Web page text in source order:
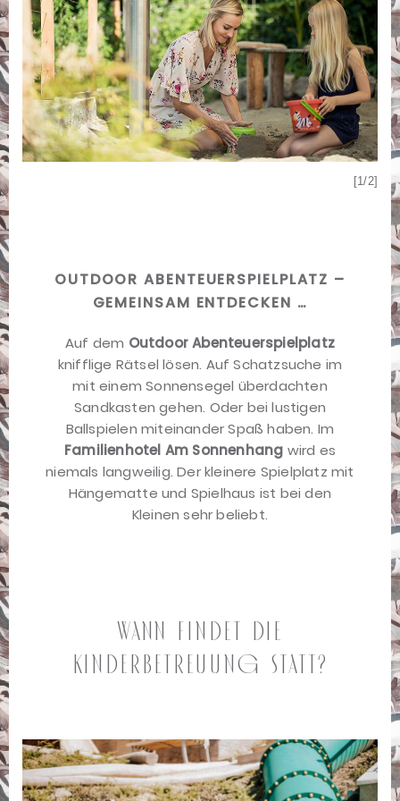
2] [1/2]
OUTDOOR ABENTEUERSPIELPLATZ –
GEMEINSAM ENTDECKEN …
Auf dem Outdoor Abenteuerspielplatz
knifflige Rätsel lösen. Auf Schatzsuche im
mit einem Sonnensegel überdachten
Sandkasten gehen. Oder bei lustigen
Ballspielen miteinander Spaß haben. Im
Familienhotel Am Sonnenhang wird es
niemals langweilig. Der kleinere Spielplatz mit
Hängematte und Spielhaus ist bei den
Kleinen sehr beliebt.
Wann findet die
Kinderbetreuung statt?